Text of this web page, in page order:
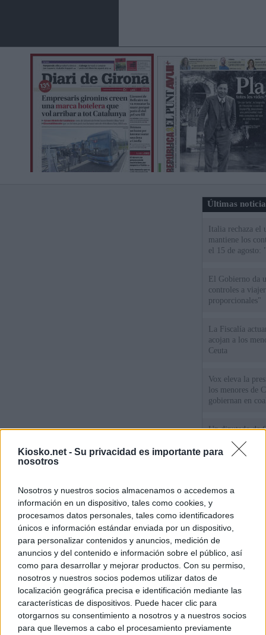
Kiosko.net - Su privacidad es importante para
nosotros
Nosotros y nuestros socios almacenamos o accedemos a
información en un dispositivo, tales como cookies, y
procesamos datos personales, tales como identificadores
únicos e información estándar enviada por un dispositivo,
para personalizar contenidos y anuncios, medición de
anuncios y del contenido e información sobre el público, así
como para desarrollar y mejorar productos. Con su permiso,
nosotros y nuestros socios podemos utilizar datos de
localización geográfica precisa e identificación mediante las
características de dispositivos. Puede hacer clic para
otorgarnos su consentimiento a nosotros y a nuestros socios
para que llevemos a cabo el procesamiento previamente
Últimas
Italia rechaza
mantiene los
el 15 de agosto:
El Gobierno da
controles a
proporcionales"
La Fiscalía
acojan a los
Ceuta
Vox eleva la
los menores de
gobiernan en
Un diputado de
ante la Fiscalía
los inmigrantes”
ministros
de Ceuta
© Kiosko.net Aviso Legal Privacidad y Cookies